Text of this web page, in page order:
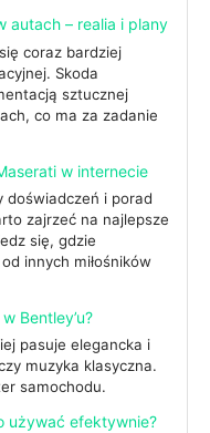
autach – realia i plany
coraz bardziej
Skoda
sztucznej
co ma za zadanie
w internecie
doświadczeń i porad
zajrzeć na najlepsze
się, gdzie
innych miłośników
Bentley’u?
pasuje elegancka i
muzyka klasyczna.
samochodu.
używać efektywnie?